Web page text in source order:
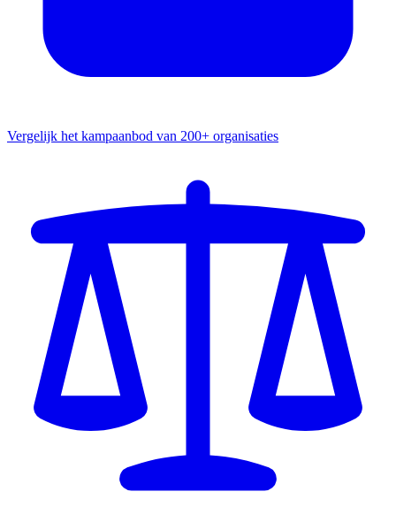
Vergelijk het kampaanbod van 200+ organisaties